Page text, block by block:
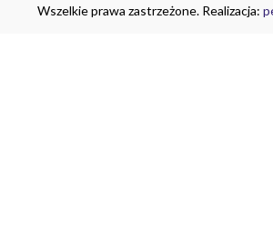
Wszelkie prawa zastrzeżone. Realizacja: